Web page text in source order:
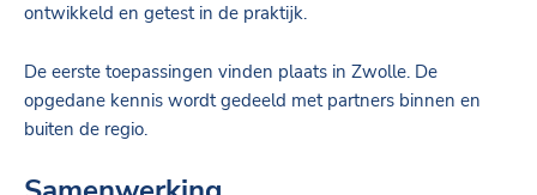
ontwikkeld en getest in de praktijk.
De eerste toepassingen vinden plaats in Zwolle. De
opgedane kennis wordt gedeeld met partners binnen en
buiten de regio.